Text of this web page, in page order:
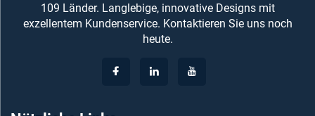
109 Länder. Langlebige, innovative Designs mit
exzellentem Kundenservice. Kontaktieren Sie uns noch
heute.